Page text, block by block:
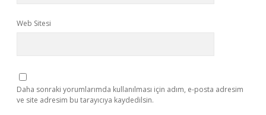
Web Sitesi
Daha sonraki yorumlarımda kullanılması için adım, e-posta adresim
ve site adresim bu tarayıcıya kaydedilsin.